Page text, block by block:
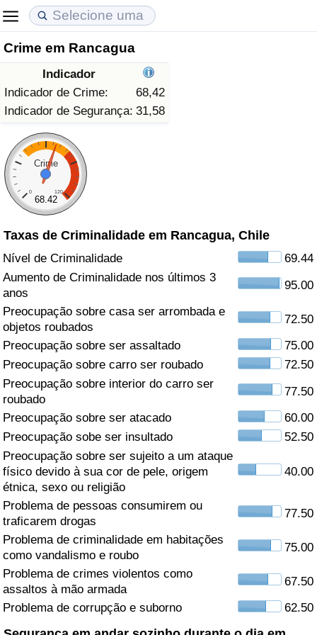
Crime em Rancagua
Indicador
Indicador de Crime:
68,42
Indicador de Segurança: 31,58
Crime
0 120
68.42
Taxas de Criminalidade em Rancagua, Chile
Nível de Criminalidade
69.44
Aumento de Criminalidade nos últimos 3
anos
95.00
Preocupação sobre casa ser arrombada e
objetos roubados
72.50
Preocupação sobre ser assaltado
75.00
Preocupação sobre carro ser roubado
72.50
Preocupação sobre interior do carro ser
roubado
77.50
Preocupação sobre ser atacado
60.00
Preocupação sobe ser insultado
52.50
Preocupação sobre ser sujeito a um ataque
físico devido à sua cor de pele, origem
étnica, sexo ou religião
40.00
Problema de pessoas consumirem ou
traficarem drogas
77.50
Problema de criminalidade em habitações
como vandalismo e roubo
75.00
Problema de crimes violentos como
assaltos à mão armada
67.50
Problema de corrupção e suborno
62.50
Custo de Vida
Indicador de Custo de Vida (Atual)
Indicador de Custo de Vida
Indicador de Custo de Vida Por País
em Aqaba
Preços de Imóveis
Indicador de Preços de Imóveis (Atual)
Indicador de Preços de Imóveis
Indicador de Preços de Imóveis por País
Qualidade de Vida
Indicador de Qualidade de Vida
Indicador de Qualidade de Vida (Atual)
Índice de qualidade de vida por país
Crime
Taxa do Indicador de Crime (Atual)
Indicador de Crime
Índice de criminalidade por país
Saúde
Indicador de Saúde (Atual)
Indicador de Saúde
Indicador de Saúde por País
Poluição
Indicador de Poluição (Atual)
Índice de poluição
Indicador de Poluição por País
Trânsito